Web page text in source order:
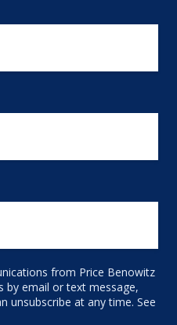
from Price Benowitz
by email or text message,
unsubscribe at any time. See